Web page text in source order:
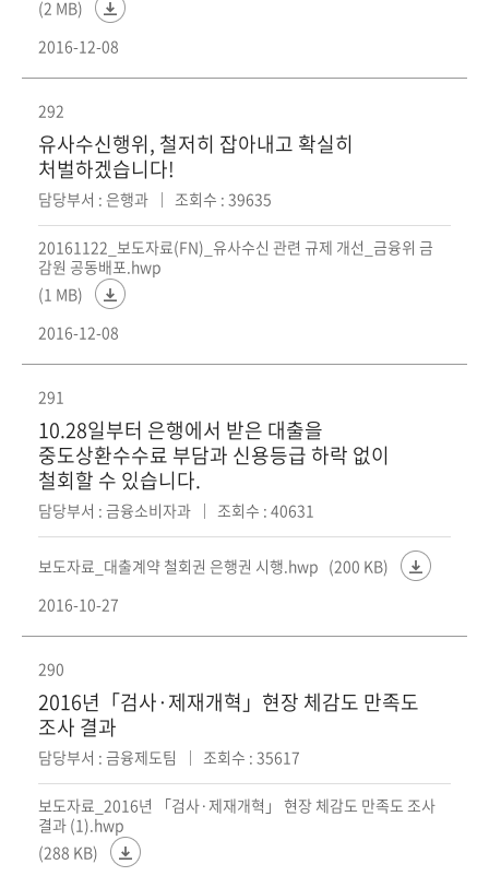
(2 MB)
2016-12-08
292
유사수신행위, 철저히 잡아내고 확실히
처벌하겠습니다!
담당부서 : 은행과 조회수 : 39635
20161122_보도자료(FN)_유사수신 관련 규제 개선_금융위 금
감원 공동배포.hwp
(1 MB)
2016-12-08
291
10.28일부터 은행에서 받은 대출을
중도상환수수료 부담과 신용등급 하락 없이
철회할 수 있습니다.
담당부서 : 금융소비자과 조회수 : 40631
보도자료_대출계약 철회권 은행권 시행.hwp (200 KB)
2016-10-27
290
2016년「검사·제재개혁」현장 체감도 만족도
조사 결과
담당부서 : 금융제도팀 조회수 : 35617
보도자료_2016년 「검사·제재개혁」 현장 체감도 만족도 조사
결과 (1).hwp
(288 KB)